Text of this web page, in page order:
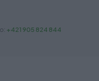
+421 905 824 844